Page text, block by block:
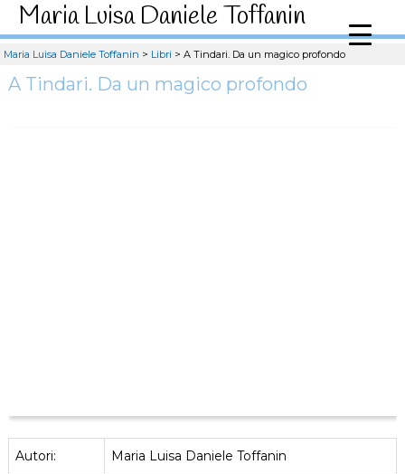
Maria Luisa Daniele Toffanin
Maria Luisa Daniele Toffanin > Libri > A Tindari. Da un magico profondo
A Tindari. Da un magico profondo
Autori: Maria Luisa Daniele Toffanin